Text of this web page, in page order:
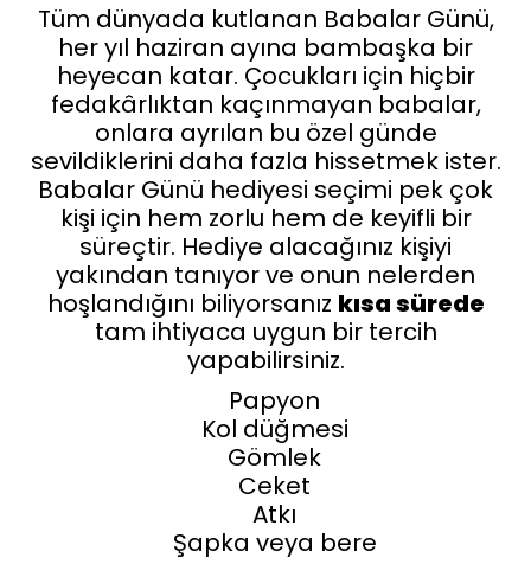
Tüm dünyada kutlanan Babalar Günü,
her yıl haziran ayına bambaşka bir
heyecan katar. Çocukları için hiçbir
fedakârlıktan kaçınmayan babalar,
onlara ayrılan bu özel günde
sevildiklerini daha fazla hissetmek ister.
Babalar Günü hediyesi seçimi pek çok
kişi için hem zorlu hem de keyifli bir
süreçtir. Hediye alacağınız kişiyi
yakından tanıyor ve onun nelerden
hoşlandığını biliyorsanız kısa sürede
tam ihtiyaca uygun bir tercih
yapabilirsiniz.
Papyon
Kol düğmesi
Gömlek
Ceket
Atkı
Şapka veya bere